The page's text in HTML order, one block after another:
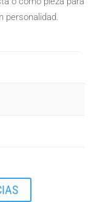
personalidad.